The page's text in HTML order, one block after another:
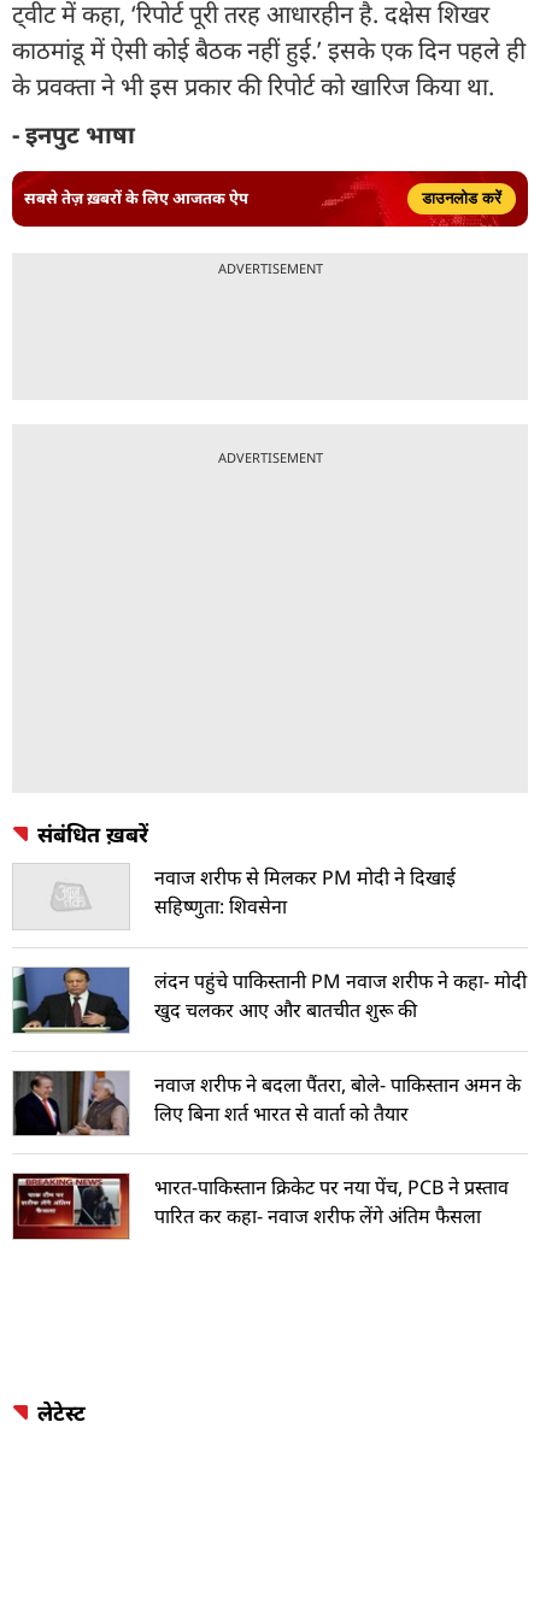
ट्वीट में कहा, ‘रिपोर्ट पूरी तरह आधारहीन है. दक्षेस शिखर
काठमांडू में ऐसी कोई बैठक नहीं हुई.’ इसके एक दिन पहले ही
के प्रवक्ता ने भी इस प्रकार की रिपोर्ट को खारिज किया था.
- इनपुट भाषा
सबसे तेज़ ख़बरों के लिए आजतक ऐप डाउनलोड करें
ADVERTISEMENT
ADVERTISEMENT
संबंधित ख़बरें
नवाज शरीफ से मिलकर PM मोदी ने दिखाई
सहिष्णुता: शिवसेना
लंदन पहुंचे पाकिस्तानी PM नवाज शरीफ ने कहा- मोदी
खुद चलकर आए और बातचीत शुरू की
नवाज शरीफ ने बदला पैंतरा, बोले- पाकिस्तान अमन के
लिए बिना शर्त भारत से वार्ता को तैयार
भारत-पाकिस्तान क्रिकेट पर नया पेंच, PCB ने प्रस्ताव
पारित कर कहा- नवाज शरीफ लेंगे अंतिम फैसला
लेटेस्ट